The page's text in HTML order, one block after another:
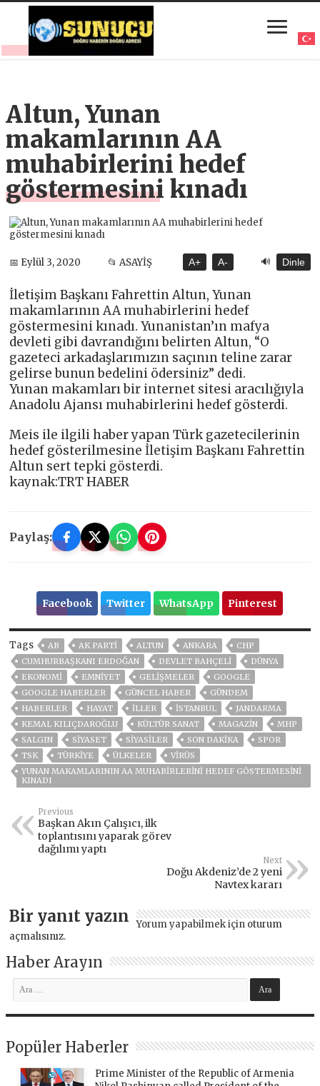
Altun, Yunan
makamlarının AA
muhabirlerini hedef
göstermesini kınadı
📅 Eylül 3, 2020 📂 ASAYİŞ A+ A- 🔊 Dinle
İletişim Başkanı Fahrettin Altun, Yunan
makamlarının AA muhabirlerini hedef
göstermesini kınadı. Yunanistan’ın mafya
devleti gibi davrandığını belirten Altun, “O
gazeteci arkadaşlarımızın saçının teline zarar
gelirse bunun bedelini ödersiniz” dedi.
Yunan makamları bir internet sitesi aracılığıyla
Anadolu Ajansı muhabirlerini hedef gösterdi.
Meis ile ilgili haber yapan Türk gazetecilerinin
hedef gösterilmesine İletişim Başkanı Fahrettin
Altun sert tepki gösterdi.
kaynak:TRT HABER
Paylaş:
Facebook Twitter WhatsApp Pinterest
Tags AB AK PARTİ ALTUN ANKARA
CHP
CUMHURBAŞKANI ERDOĞAN
DEVLET BAHÇELİ
DÜNYA
EKONOMİ
EMNİYET GELIŞMELER
GOOGLE
GOOGLE HABERLER
GÜNCEL HABER
GÜNDEM
HABERLER
HAYAT İLLER ISTANBUL
JANDARMA
KEMAL KILIÇDAROĞLU
KÜLTÜR SANAT MAGAZİN
MHP
SALGIN
SİYASET SİYASİLER SON DAKIKA
SPOR
TSK
TÜRKİYE ÜLKELER
VIRÜS
YUNAN MAKAMLARININ AA MUHABIRLERINI HEDEF GÖSTERMESINI
KINADI
Previous
Başkan Akın Çalışıcı, ilk
toplantısını yaparak görev
dağılımı yaptı
Next
Doğu Akdeniz’de 2 yeni
Navtex kararı
Bir yanıt yazın Yorum yapabilmek için oturum
açmalısınız.
Haber Arayın
Popüler Haberler
Prime Minister of the Republic of Armenia